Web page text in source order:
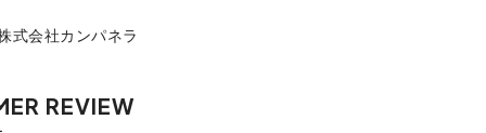
式会社カンパネラ